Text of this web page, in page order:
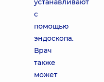
устанавливают
с
помощью
эндоскопа.
Врач
также
может